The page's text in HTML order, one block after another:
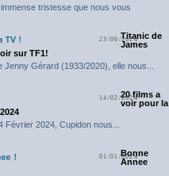
tristesse que nous vous
23/06/2024Titanic de
James
sur TF1!
Jenny Gérard (1933/2020), elle nous...
14/02/202420 films a
voir pour la
Février 2024, Cupidon nous...
01/01/2024
Bonne
Annee